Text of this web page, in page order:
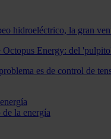
hidroeléctrico, la gran
Energy: del
es de control de